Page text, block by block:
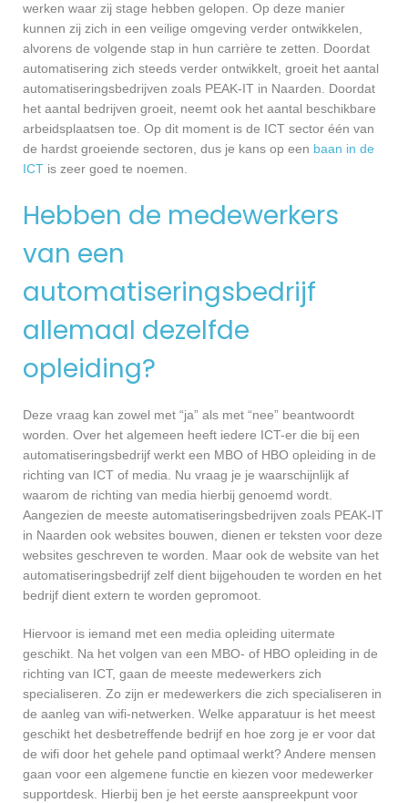
werken waar zij stage hebben gelopen. Op deze manier
kunnen zij zich in een veilige omgeving verder ontwikkelen,
alvorens de volgende stap in hun carrière te zetten. Doordat
automatisering zich steeds verder ontwikkelt, groeit het aantal
automatiseringsbedrijven zoals PEAK-IT in Naarden. Doordat
het aantal bedrijven groeit, neemt ook het aantal beschikbare
arbeidsplaatsen toe. Op dit moment is de ICT sector één van
de hardst groeiende sectoren, dus je kans op een baan in de
ICT is zeer goed te noemen.
Hebben de medewerkers
van een
automatiseringsbedrijf
allemaal dezelfde
opleiding?
Deze vraag kan zowel met “ja” als met “nee” beantwoordt
worden. Over het algemeen heeft iedere ICT-er die bij een
automatiseringsbedrijf werkt een MBO of HBO opleiding in de
richting van ICT of media. Nu vraag je je waarschijnlijk af
waarom de richting van media hierbij genoemd wordt.
Aangezien de meeste automatiseringsbedrijven zoals PEAK-IT
in Naarden ook websites bouwen, dienen er teksten voor deze
websites geschreven te worden. Maar ook de website van het
automatiseringsbedrijf zelf dient bijgehouden te worden en het
bedrijf dient extern te worden gepromoot.
Hiervoor is iemand met een media opleiding uitermate
geschikt. Na het volgen van een MBO- of HBO opleiding in de
richting van ICT, gaan de meeste medewerkers zich
specialiseren. Zo zijn er medewerkers die zich specialiseren in
de aanleg van wifi-netwerken. Welke apparatuur is het meest
geschikt het desbetreffende bedrijf en hoe zorg je er voor dat
de wifi door het gehele pand optimaal werkt? Andere mensen
gaan voor een algemene functie en kiezen voor medewerker
supportdesk. Hierbij ben je het eerste aanspreekpunt voor